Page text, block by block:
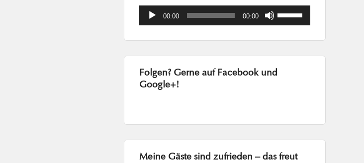
Audio-
Player
00:00 00:00
um
Folgen? Gerne auf Facebook und
Google+!
Meine Gäste sind zufrieden – das freut